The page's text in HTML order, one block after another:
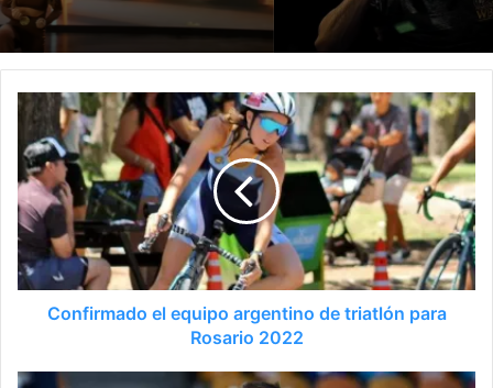
Confirmado el equipo argentino de triatlón para
Rosario 2022